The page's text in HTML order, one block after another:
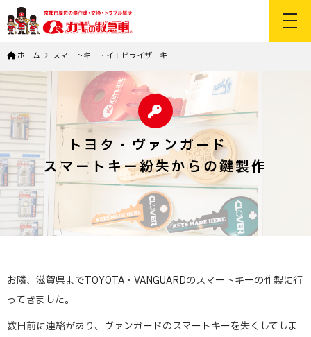
ホーム スマートキー・イモビライザーキー
トヨタ・ヴァンガード
スマートキー紛失からの鍵製作
お隣、滋賀県までTOYOTA・VANGUARDのスマートキーの作製に行
ってきました。
数日前に連絡があり、ヴァンガードのスマートキーを失くしてしま